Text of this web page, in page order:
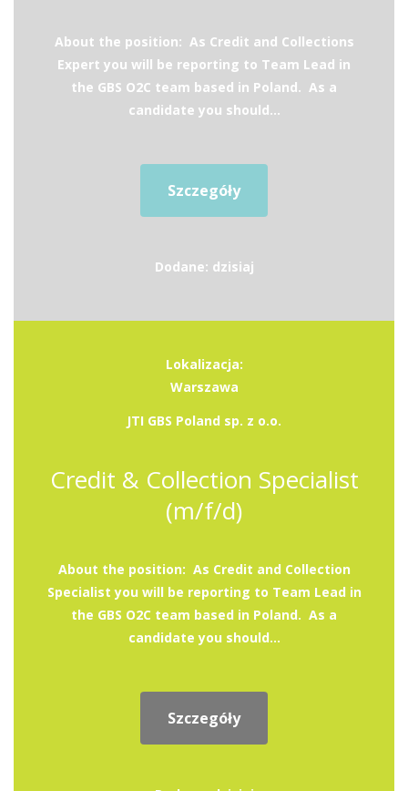
About the position: As Credit and Collections
Expert you will be reporting to Team Lead in
the GBS O2C team based in Poland. As a
candidate you should...
Szczegóły
Dodane: dzisiaj
Lokalizacja:
Warszawa
JTI GBS Poland sp. z o.o.
Credit & Collection Specialist
(m/f/d)
About the position: As Credit and Collection
Specialist you will be reporting to Team Lead in
the GBS O2C team based in Poland. As a
candidate you should...
Szczegóły